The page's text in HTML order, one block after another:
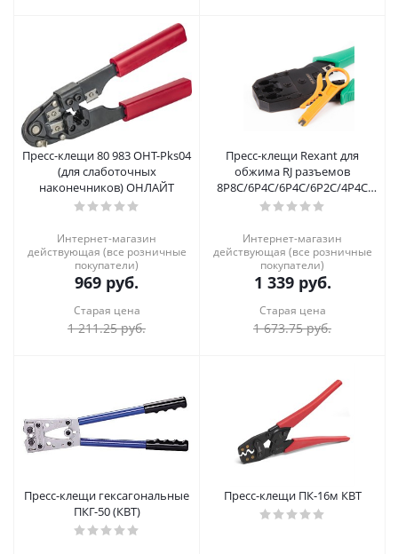
Пресс-клещи 80 983 OHT-Pks04
(для слаботочных
наконечников) ОНЛАЙТ
Интернет-магазин
действующая (все розничные
покупатели)
969 руб.
Старая цена
1 211.25руб.
Пресс-клещи Rexant для
обжима RJ разъемов
8P8C/6P4C/6P4C/6P2C/4P4C
(12-3441)
Интернет-магазин
действующая (все розничные
покупатели)
1 339руб.
Старая цена
1 673.75руб.
Пресс-клещи гексагональные
ПКГ-50 (КВТ)
Пресс-клещи ПК-16м КВТ